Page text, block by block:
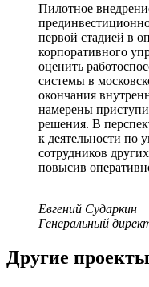
Пилотное
первой стадией в
корпоративного
оценить
системы в
окончания
намерены
решения. В
к деятельности по
сотрудников
повысив
Евгений Сударкин
Генеральный
Другие проекты